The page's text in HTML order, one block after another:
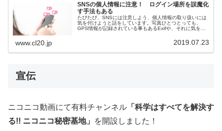
SNSの個人情報に注意！ ログイン場所を誤魔化
す手法もある
たびたび、SNSには注意しよう、個人情報の取り扱いには
気を付けようと話をしています。写真ひとつとっても、
GPS情報が記録されている事もあるExifや、それに気を付
www.cl20.jp 2019.07.23
宣伝
ニコニコ動画にて有料チャンネル 「科学はすべてを解決す
る!! ニコニコ秘密基地」
を開設しました！